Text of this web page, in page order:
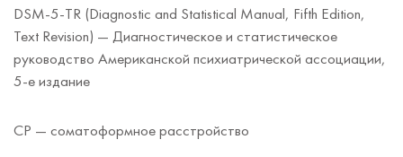
DSM-5-TR (Diagnostic and Statistical Manual, Fifth Edition,
Text Revision) — Диагностическое и статистическое
руководство Американской психиатрической ассоциации,
5-е издание
СР — соматоформное расстройство